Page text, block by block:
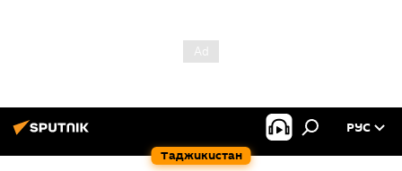
Таджикистан
РУС